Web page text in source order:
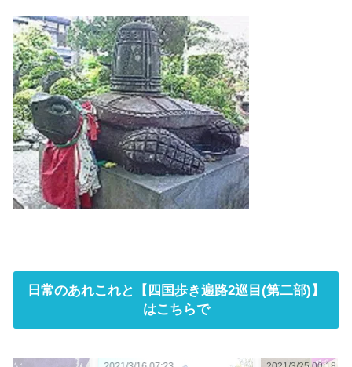
日常のあれこれと【四国歩き遍路2巡目(第二部)】
はこちらで